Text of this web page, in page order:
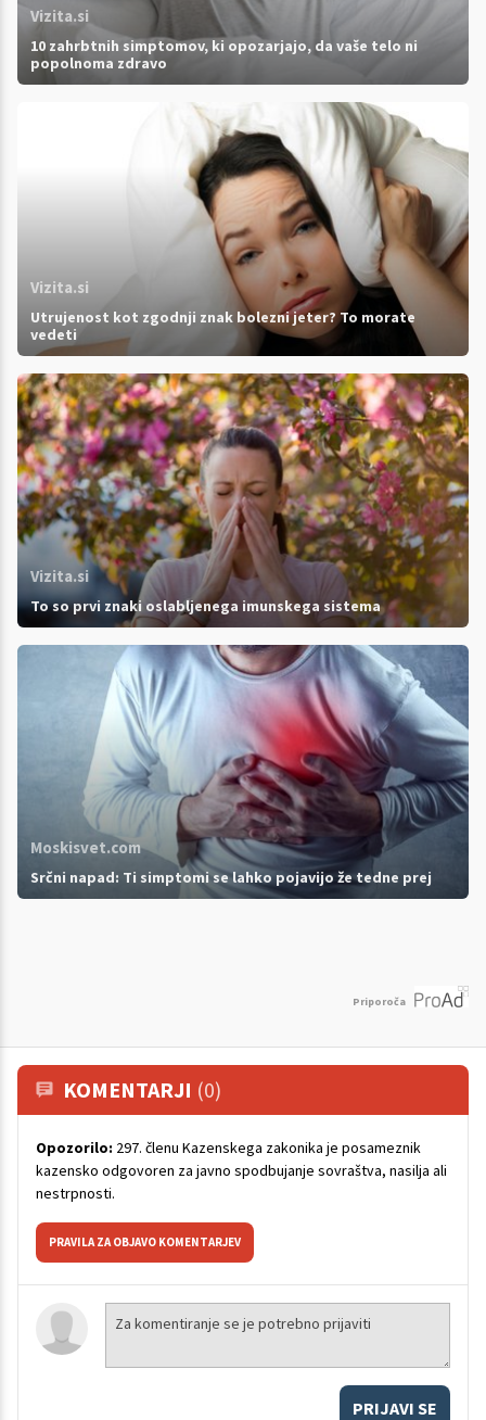
Vizita.si
10 zahrbtnih simptomov, ki opozarjajo, da vaše telo ni
popolnoma zdravo
Vizita.si
Utrujenost kot zgodnji znak bolezni jeter? To morate
vedeti
Vizita.si
To so prvi znaki oslabljenega imunskega sistema
Moskisvet.com
Srčni napad: Ti simptomi se lahko pojavijo že tedne prej
Priporoča
KOMENTARJI (0)
Opozorilo: 297. členu Kazenskega zakonika je posameznik
kazensko odgovoren za javno spodbujanje sovraštva, nasilja ali
nestrpnosti.
PRAVILA ZA OBJAVO KOMENTARJEV
PRIJAVI SE